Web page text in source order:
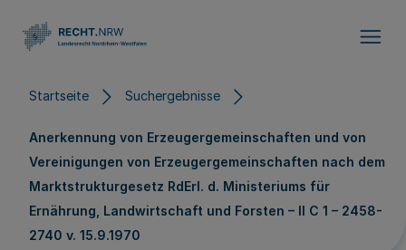
Startseite Suchergebnisse
Anerkennung von Erzeugergemeinschaften und von
Vereinigungen von Erzeugergemeinschaften nach dem
Marktstrukturgesetz RdErl. d. Ministeriums für
Ernährung, Landwirtschaft und Forsten – II C 1 – 2458-
2740 v. 15.9.1970